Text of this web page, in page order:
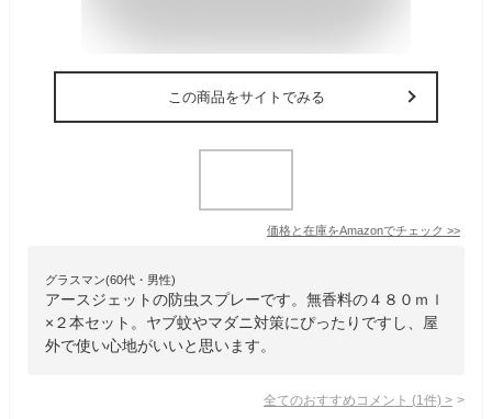
この商品をサイトでみる
価格と在庫をAmazonでチェック >>
グラスマン(60代・男性)
アースジェットの防虫スプレーです。無香料の４８０ｍｌ
×２本セット。ヤブ蚊やマダニ対策にぴったりですし、屋
外で使い心地がいいと思います。
全てのおすすめコメント (1 件) >